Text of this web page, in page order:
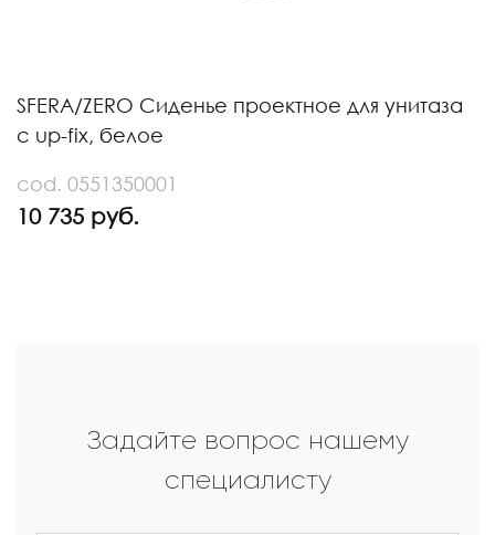
SFERA/ZERO Сиденье проектное для унитаза
с up-fix, белое
cod. 0551350001
10 735 руб.
Задайте вопрос нашему
специалисту